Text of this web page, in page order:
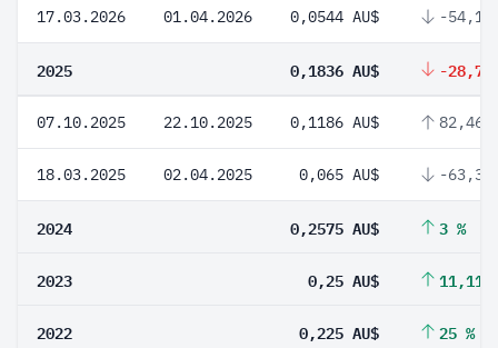
17.03.2026 01.04.2026 0,0544 AU$ -54,13
2025 0,1836 AU$ -28,7
07.10.2025 22.10.2025 0,1186 AU$ 82,46
18.03.2025 02.04.2025 0,065 AU$ -63,38
2024 0,2575 AU$ 3 %
2023 0,25 AU$ 11,11
2022 0,225 AU$ 25 %